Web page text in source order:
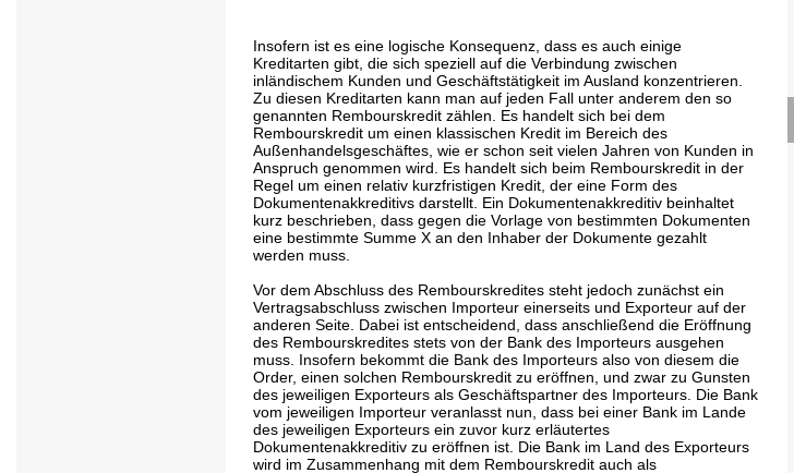
Insofern ist es eine logische Konsequenz, dass es auch einige
Kreditarten gibt, die sich speziell auf die Verbindung zwischen
inländischem Kunden und Geschäftstätigkeit im Ausland konzentrieren.
Zu diesen Kreditarten kann man auf jeden Fall unter anderem den so
genannten Rembourskredit zählen. Es handelt sich bei dem
Rembourskredit um einen klassischen Kredit im Bereich des
Außenhandelsgeschäftes, wie er schon seit vielen Jahren von Kunden in
Anspruch genommen wird. Es handelt sich beim Rembourskredit in der
Regel um einen relativ kurzfristigen Kredit, der eine Form des
Dokumentenakkreditivs darstellt. Ein Dokumentenakkreditiv beinhaltet
kurz beschrieben, dass gegen die Vorlage von bestimmten Dokumenten
eine bestimmte Summe X an den Inhaber der Dokumente gezahlt
werden muss.
Vor dem Abschluss des Rembourskredites steht jedoch zunächst ein
Vertragsabschluss zwischen Importeur einerseits und Exporteur auf der
anderen Seite. Dabei ist entscheidend, dass anschließend die Eröffnung
des Rembourskredites stets von der Bank des Importeurs ausgehen
muss. Insofern bekommt die Bank des Importeurs also von diesem die
Order, einen solchen Rembourskredit zu eröffnen, und zwar zu Gunsten
des jeweiligen Exporteurs als Geschäftspartner des Importeurs. Die Bank
vom jeweiligen Importeur veranlasst nun, dass bei einer Bank im Lande
des jeweiligen Exporteurs ein zuvor kurz erläutertes
Dokumentenakkreditiv zu eröffnen ist. Die Bank im Land des Exporteurs
wird im Zusammenhang mit dem Rembourskredit auch als